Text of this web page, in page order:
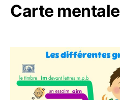
Carte mentale